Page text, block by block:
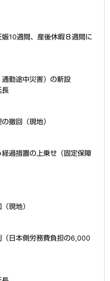
10週間、産後休暇８週間に
勤途中災害）の新設
長
撤回（現地）
過措置の上乗せ（固定保障
現地）
日本側労務費負担の6,000